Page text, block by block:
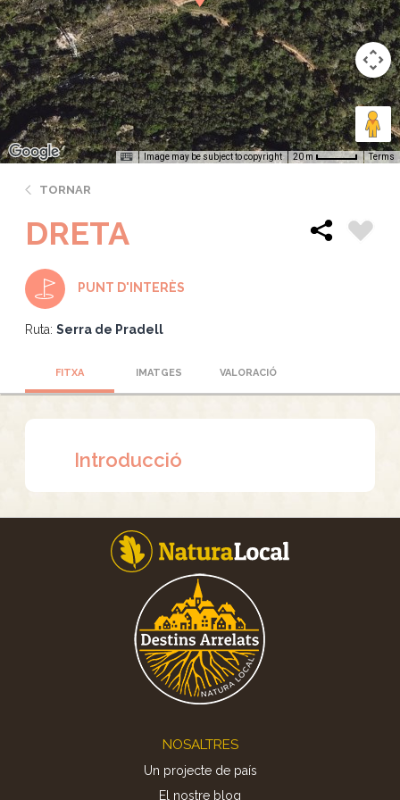
Image may be subject to copyright 20 m Terms
TORNAR
DRETA
PUNT D'INTERÈS
Ruta: Serra de Pradell
FITXA IMATGES VALORACIÓ
Introducció
NOSALTRES
Un projecte de país
El nostre blog